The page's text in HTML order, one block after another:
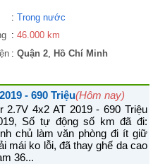
: Trong nước
: 46.000 km
: Quận 2, Hồ Chí Minh
- 690 Triệu(Hôm nay)
2.7V 4x2 AT 2019 - 690 Triệu
Số tự động số km đã đi:
chủ làm văn phòng đi ít giữ
mái ko lỗi, đã thay ghế da cao
36...